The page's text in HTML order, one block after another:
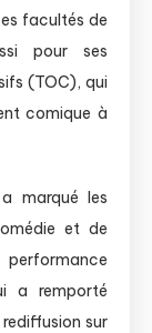
facultés de
pour ses
(TOC), qui
comique à
marqué les
et de
a remporté
sur